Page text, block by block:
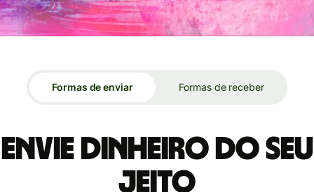
Formas de enviar Formas de receber
Envie dinheiro do seu
jeito